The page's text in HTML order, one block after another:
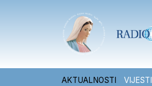
AKTUALNOSTI